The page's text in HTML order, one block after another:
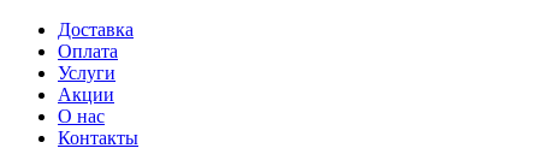
Доставка
Оплата
Услуги
Акции
О нас
Контакты